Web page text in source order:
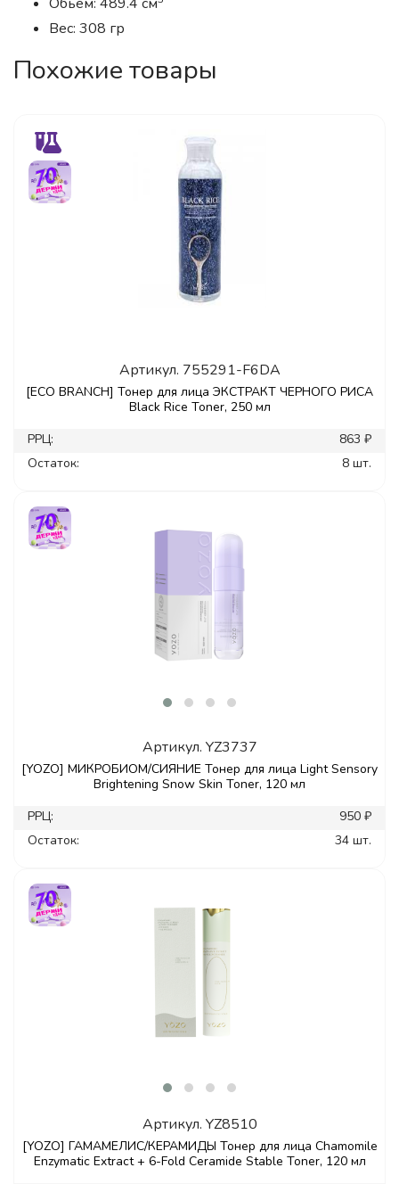
Вес: 308 гр
Похожие товары
Артикул. 755291-F6DA
[ECO BRANCH] Тонер для лица ЭКСТРАКТ ЧЕРНОГО РИСА
Black Rice Toner, 250 мл
РРЦ:
863 ₽
Остаток:
8 шт.
Артикул. YZ3737
[YOZO] МИКРОБИОМ/СИЯНИЕ Тонер для лица Light Sensory
Brightening Snow Skin Toner, 120 мл
РРЦ:
950 ₽
Остаток:
34 шт.
Артикул. YZ8510
[YOZO] ГАМАМЕЛИС/КЕРАМИДЫ Тонер для лица Chamomile
Enzymatic Extract + 6-Fold Ceramide Stable Toner, 120 мл